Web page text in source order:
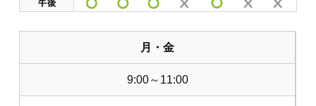
月・金
9:00～11:00